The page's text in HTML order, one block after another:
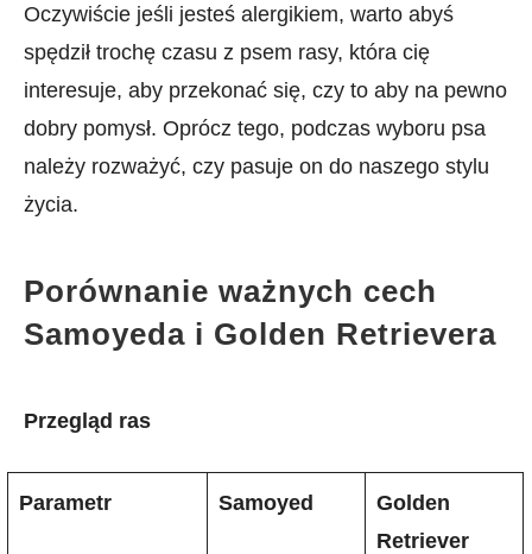
Oczywiście jeśli jesteś alergikiem, warto abyś
spędził trochę czasu z psem rasy, która cię
interesuje, aby przekonać się, czy to aby na pewno
dobry pomysł. Oprócz tego, podczas wyboru psa
należy rozważyć, czy pasuje on do naszego stylu
życia.
Porównanie ważnych cech
Samoyeda i Golden Retrievera
Przegląd ras
Parametr Samoyed
Golden
Retriever